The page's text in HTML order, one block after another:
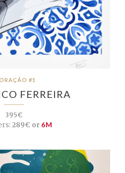
#1
FERREIRA
395€
289€ or 6M